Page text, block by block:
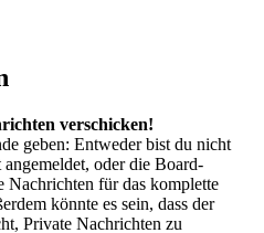
verschicken!
geben: Entweder bist du nicht
oder die Board-
Nachrichten für das komplette
könnte es sein, dass der
Private Nachrichten zu